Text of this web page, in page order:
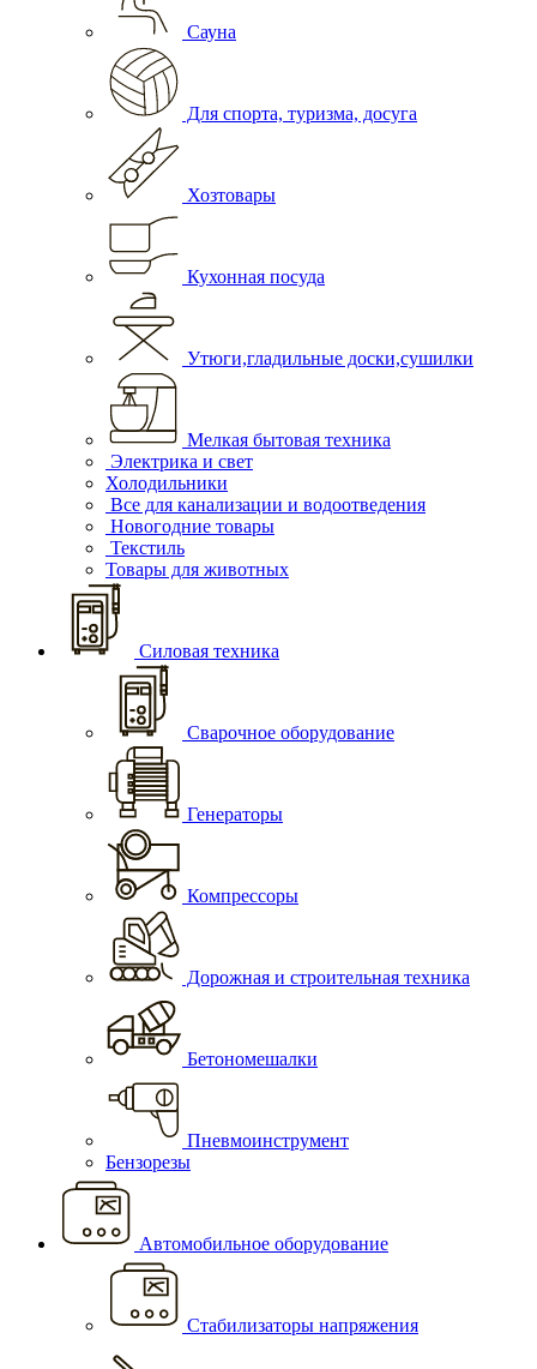
Сауна
Для спорта, туризма, досуга
Хозтовары
Кухонная посуда
Утюги,гладильные доски,сушилки
Мелкая бытовая техника
Электрика и свет
Холодильники
Все для канализации и водоотведения
Новогодние товары
Текстиль
Товары для животных
Силовая техника
Сварочное оборудование
Генераторы
Компрессоры
Дорожная и строительная техника
Бетономешалки
Пневмоинструмент
Бензорезы
Автомобильное оборудование
Стабилизаторы напряжения